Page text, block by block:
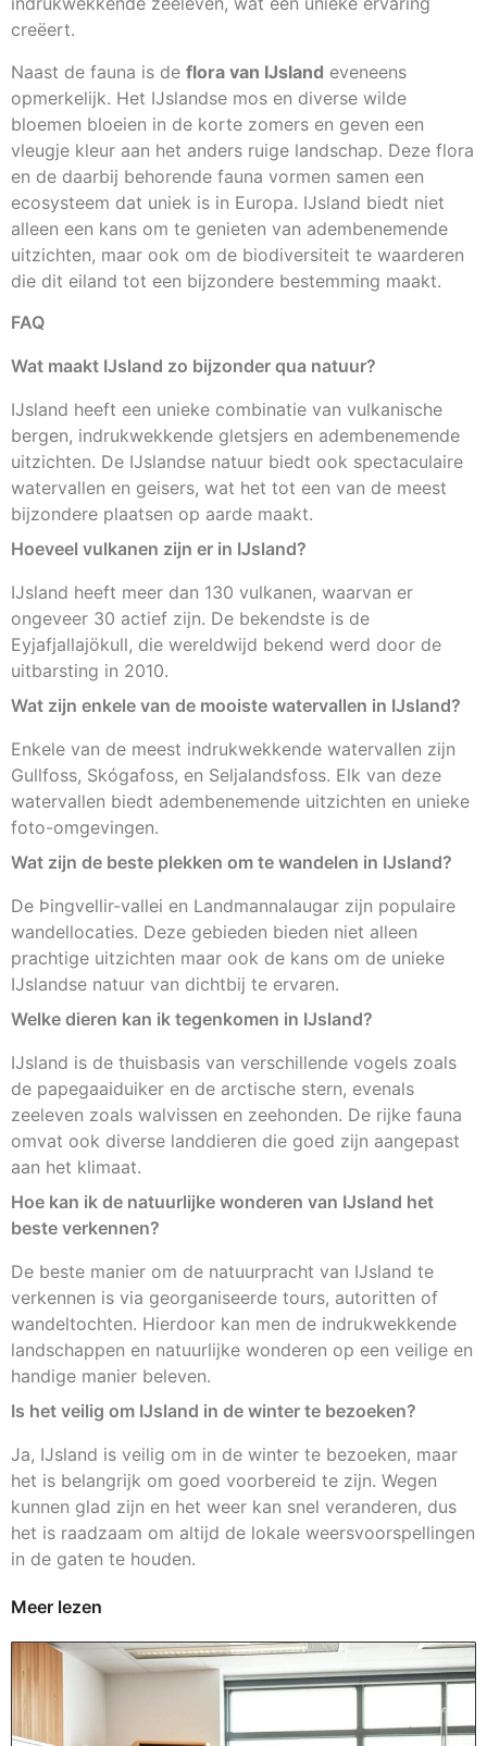
creëert.
Naast de fauna is de flora van IJsland eveneens
opmerkelijk. Het IJslandse mos en diverse wilde
bloemen bloeien in de korte zomers en geven een
vleugje kleur aan het anders ruige landschap. Deze flora
en de daarbij behorende fauna vormen samen een
ecosysteem dat uniek is in Europa. IJsland biedt niet
alleen een kans om te genieten van adembenemende
uitzichten, maar ook om de biodiversiteit te waarderen
die dit eiland tot een bijzondere bestemming maakt.
FAQ
Wat maakt IJsland zo bijzonder qua natuur?
IJsland heeft een unieke combinatie van vulkanische
bergen, indrukwekkende gletsjers en adembenemende
uitzichten. De IJslandse natuur biedt ook spectaculaire
watervallen en geisers, wat het tot een van de meest
bijzondere plaatsen op aarde maakt.
Hoeveel vulkanen zijn er in IJsland?
IJsland heeft meer dan 130 vulkanen, waarvan er
ongeveer 30 actief zijn. De bekendste is de
Eyjafjallajökull, die wereldwijd bekend werd door de
uitbarsting in 2010.
Wat zijn enkele van de mooiste watervallen in IJsland?
Enkele van de meest indrukwekkende watervallen zijn
Gullfoss, Skógafoss, en Seljalandsfoss. Elk van deze
watervallen biedt adembenemende uitzichten en unieke
foto-omgevingen.
Wat zijn de beste plekken om te wandelen in IJsland?
De Þingvellir-vallei en Landmannalaugar zijn populaire
wandellocaties. Deze gebieden bieden niet alleen
prachtige uitzichten maar ook de kans om de unieke
IJslandse natuur van dichtbij te ervaren.
Welke dieren kan ik tegenkomen in IJsland?
IJsland is de thuisbasis van verschillende vogels zoals
de papegaaiduiker en de arctische stern, evenals
zeeleven zoals walvissen en zeehonden. De rijke fauna
omvat ook diverse landdieren die goed zijn aangepast
aan het klimaat.
Hoe kan ik de natuurlijke wonderen van IJsland het
beste verkennen?
De beste manier om de natuurpracht van IJsland te
verkennen is via georganiseerde tours, autoritten of
wandeltochten. Hierdoor kan men de indrukwekkende
landschappen en natuurlijke wonderen op een veilige en
handige manier beleven.
Is het veilig om IJsland in de winter te bezoeken?
Ja, IJsland is veilig om in de winter te bezoeken, maar
het is belangrijk om goed voorbereid te zijn. Wegen
kunnen glad zijn en het weer kan snel veranderen, dus
het is raadzaam om altijd de lokale weersvoorspellingen
in de gaten te houden.
Meer lezen